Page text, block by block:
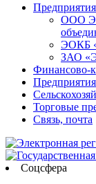
ООО
ЭОКБ
ЗАО
Финансово-
Торговые
Связь, почта
Соцсфера